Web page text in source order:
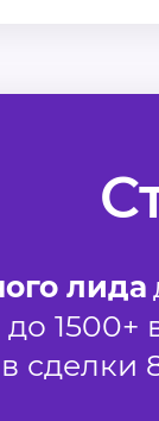
лида
до 1500+
в сделки